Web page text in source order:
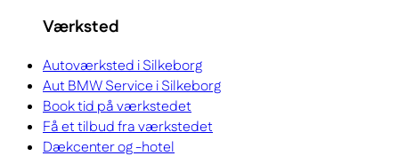
Værksted
Autoværksted i Silkeborg
Aut BMW Service i Silkeborg
Book tid på værkstedet
Få et tilbud fra værkstedet
Dækcenter og -hotel